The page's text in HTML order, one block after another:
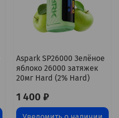
Aspark SP26000 Зелёное
яблоко 26000 затяжек
20мг Hard (2% Hard)
1 400 ₽